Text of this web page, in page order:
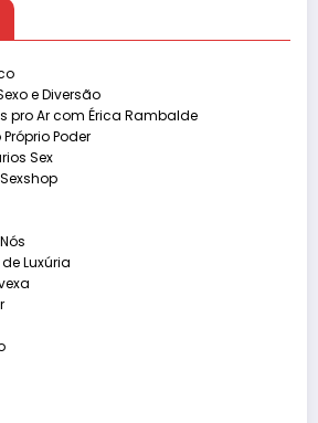
e Diversão
pro Ar com Érica Rambalde
Poder
Sex
Luxúria